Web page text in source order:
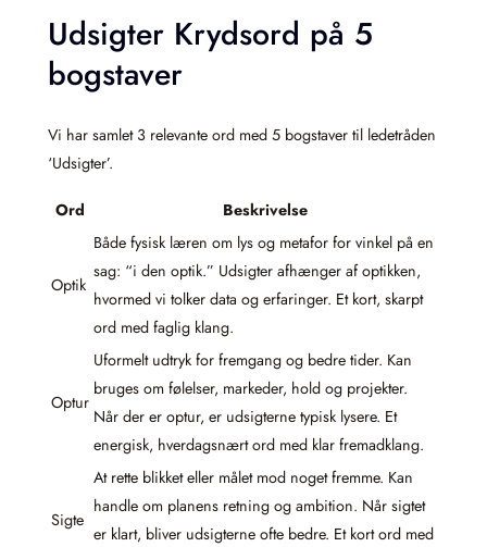
Udsigter Krydsord på 5
bogstaver
Vi har samlet 3 relevante ord med 5 bogstaver til ledetråden
‘Udsigter’.
Ord Beskrivelse
Optik
Både fysisk læren om lys og metafor for vinkel på en
sag: “i den optik.” Udsigter afhænger af optikken,
hvormed vi tolker data og erfaringer. Et kort, skarpt
ord med faglig klang.
Optur
Uformelt udtryk for fremgang og bedre tider. Kan
bruges om følelser, markeder, hold og projekter.
Når der er optur, er udsigterne typisk lysere. Et
energisk, hverdagsnært ord med klar fremadklang.
Sigte
At rette blikket eller målet mod noget fremme. Kan
handle om planens retning og ambition. Når sigtet
er klart, bliver udsigterne ofte bedre. Et kort ord med